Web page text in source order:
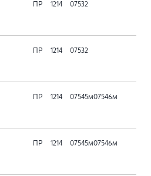
ПР 1214 07532
ПР 1214 07532
ПР 1214 07545м07546м
ПР 1214 07545м07546м